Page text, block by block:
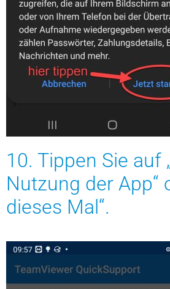
10. Tippen Sie auf
Nutzung der App“
dieses Mal“.